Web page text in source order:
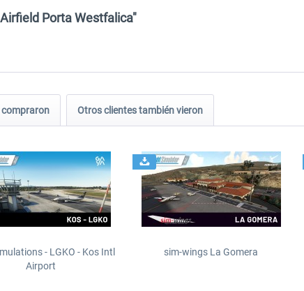
Porta Westfalica"
Otros clientes también vieron
- LGKO - Kos Intl
Airport
sim-wings La Gomera